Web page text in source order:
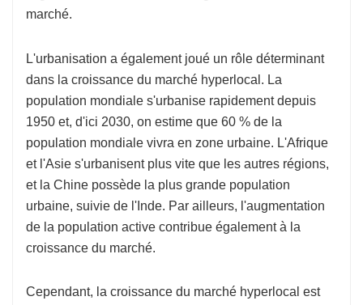
marché.
L'urbanisation a également joué un rôle déterminant
dans la croissance du marché hyperlocal. La
population mondiale s'urbanise rapidement depuis
1950 et, d'ici 2030, on estime que 60 % de la
population mondiale vivra en zone urbaine. L'Afrique
et l'Asie s'urbanisent plus vite que les autres régions,
et la Chine possède la plus grande population
urbaine, suivie de l'Inde. Par ailleurs, l'augmentation
de la population active contribue également à la
croissance du marché.
Cependant, la croissance du marché hyperlocal est